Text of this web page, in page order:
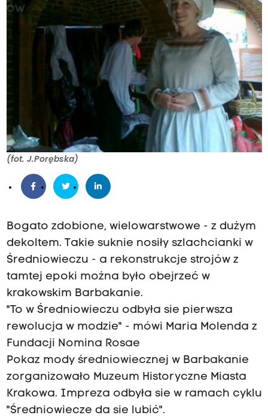
(fot. J.Porębska)
Bogato zdobione, wielowarstwowe - z dużym
dekoltem. Takie suknie nosiły szlachcianki w
Średniowieczu - a rekonstrukcje strojów z
tamtej epoki można było obejrzeć w
krakowskim Barbakanie.
"To w Średniowieczu odbyła sie pierwsza
rewolucja w modzie" - mówi Maria Molenda z
Fundacji Nomina Rosae
Pokaz mody średniowiecznej w Barbakanie
zorganizowało Muzeum Historyczne Miasta
Krakowa. Impreza odbyła sie w ramach cyklu
"Średniowiecze da sie lubić".